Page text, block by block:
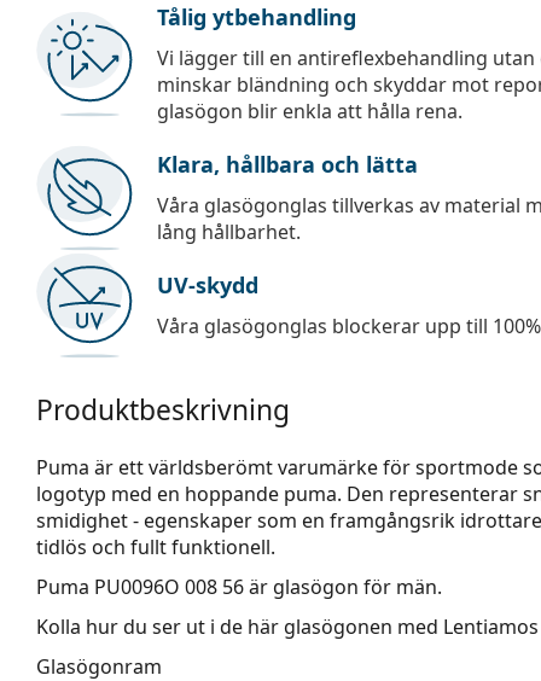
Tålig ytbehandling
Vi lägger till en antireflexbehandling
minskar bländning och skyddar mot
glasögon blir enkla att hålla rena.
Klara, hållbara och lätta
Våra glasögonglas tillverkas av material
lång hållbarhet.
UV-skydd
Våra glasögonglas blockerar upp till
Produktbeskrivning
Puma är ett världsberömt varumärke för sportmode
logotyp med en hoppande puma. Den representerar
smidighet - egenskaper som en framgångsrik
tidlös och fullt funktionell.
Puma PU0096O 008 56är glasögon för män.
Kolla hur du ser ut i de här glasögonen med
Glasögonram